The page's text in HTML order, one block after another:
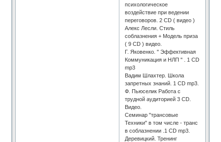
психологическое
воздействие при ведении
переговоров. 2 CD ( видео )
Алекс Лесли. Стиль
соблазнения + Модель приза
( 9 CD ) видео.
Г. Яковенко. " Эффективная
Коммуникация и НЛП " . 1 CD
mp3
Вадим Шлахтер. Школа
запретных знаний. 1 CD mp3.
Ф. Пьюселик Работа с
трудной аудиторией 3 CD.
Видео.
Семинар "трансовые
Техники" в том числе - транс
в соблазнении .1 СD mp3.
Деревицкий. Тренинг